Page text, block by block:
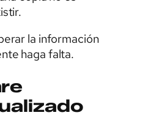
la información
haga falta.